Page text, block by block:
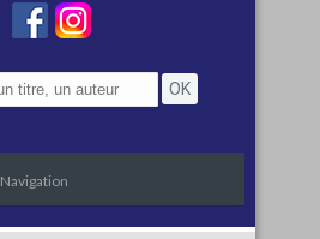
Navigation